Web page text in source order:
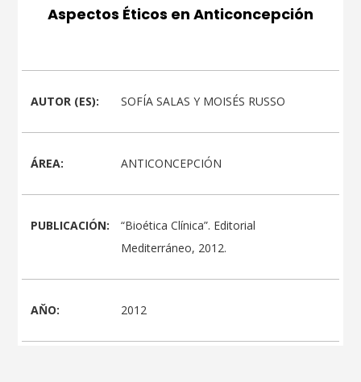
Aspectos Éticos en Anticoncepción
AUTOR (ES): SOFÍA SALAS Y MOISÉS RUSSO
ÁREA: ANTICONCEPCIÓN
PUBLICACIÓN:
“Bioética Clínica”. Editorial
Mediterráneo, 2012.
AŇO: 2012